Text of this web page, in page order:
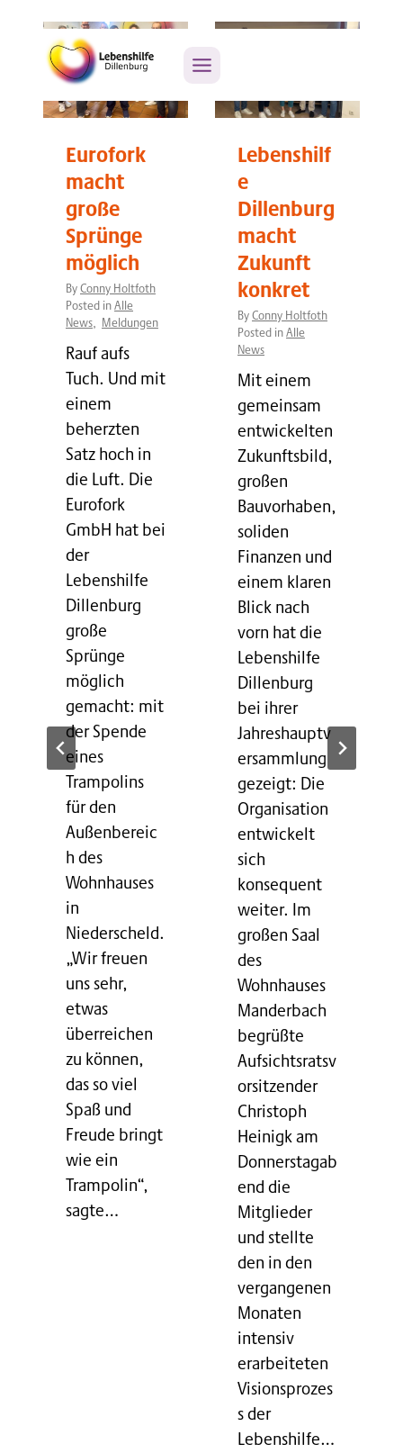
springen
Eurofork
macht
große
Sprünge
möglich
ByConny Holtfoth
Posted inAlle
News, Meldungen
Rauf aufs
Tuch. Und mit
einem
beherzten
Satz hoch in
die Luft. Die
Eurofork
GmbH hat bei
der
Lebenshilfe
Dillenburg
große
Sprünge
möglich
gemacht: mit
der Spende
eines
Trampolins
für den
Außenbereic
h des
Wohnhauses
in
Niederscheld.
„Wir freuen
uns sehr,
etwas
überreichen
zu können,
das so viel
Spaß und
Freude bringt
wie ein
Trampolin“,
sagte…
Lebenshilf
e
Dillenburg
macht
Zukunft
konkret
ByConny Holtfoth
Posted inAlle
News
Mit einem
gemeinsam
entwickelten
Zukunftsbild,
großen
Bauvorhaben,
soliden
Finanzen und
einem klaren
Blick nach
vorn hat die
Lebenshilfe
Dillenburg
bei ihrer
Jahreshauptv
ersammlung
gezeigt: Die
Organisation
entwickelt
sich
konsequent
weiter. Im
großen Saal
des
Wohnhauses
Manderbach
begrüßte
Aufsichtsratsv
orsitzender
Christoph
Heinigk am
Donnerstagab
end die
Mitglieder
und stellte
den in den
vergangenen
Monaten
intensiv
erarbeiteten
Visionsprozes
s der
Lebenshilfe…